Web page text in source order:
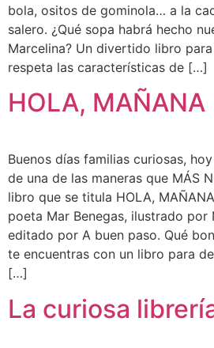
bola, ositos de gominola… a la
salero. ¿Qué sopa habrá hecho
Marcelina? Un divertido libro
respeta las características de […]
HOLA, MAÑANA
Buenos días familias curiosas,
de una de las maneras que MÁS
libro que se titula HOLA,
poeta Mar Benegas, ilustrado por
editado por A buen paso. Qué
te encuentras con un libro para
[…]
La curiosa